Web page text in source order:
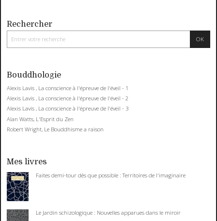
Rechercher
Bouddhologie
Alexis Lavis , La conscience à l'épreuve de l'éveil - 1
Alexis Lavis , La conscience à l'épreuve de l'éveil - 2
Alexis Lavis , La conscience à l'épreuve de l'éveil - 3
Alan Watts, L'Esprit du Zen
Robert Wright, Le Bouddhisme a raison
Mes livres
Faites demi-tour dès que possible : Territoires de l'imaginaire
Le Jardin schizologique : Nouvelles apparues dans le miroir